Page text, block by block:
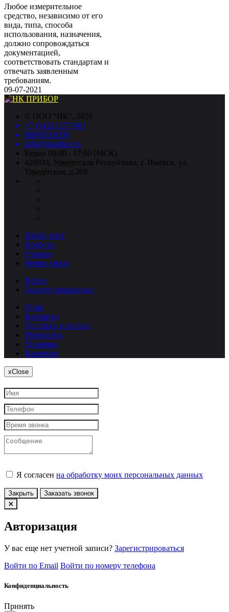
Любое измерительное
средство, независимо от его
вида, типа, способа
использования, назначения,
должно сопровождаться
документацией,
соответствовать стандартам и
отвечать заявленным
требованиям.
09-07-2021
© ООО "НК", 2026
+7 (3412) 277-001
88005118036
info@nkpribor.ru
Будни 08:00 - 17:00 (МСК)
426034, Удмуртская Республика, г. Ижевск, ул.
Удмуртская, д.268
Прайс-лист
Новости
Отзывы
Форма связи
Войти
Зарегистрироваться
О нас
Контакты
Доставка и оплата
Реквизиты
Упаковка
Вакансии
xClose
Я согласен на обработку моих персональных данных
Закрыть Заказать звонок
Авторизация
У вас еще нет учетной записи? Зарегистрироваться
Войти по Email Войти по номеру телефона
Конфиденциальность
Принять